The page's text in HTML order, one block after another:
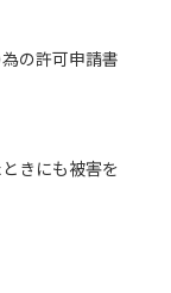
の許可申請書
きにも被害を